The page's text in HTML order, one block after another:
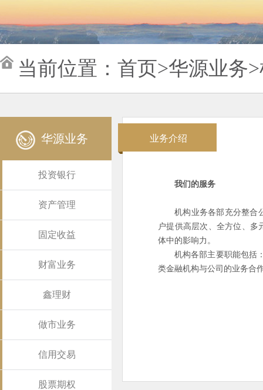
当前位置： 首页>华源业务>
华源业务
投资银行
资产管理
固定收益
财富业务
鑫理财
做市业务
信用交易
股票期权
业务介绍
我们的服务
机构业务各部充分整合
户提供高层次、全方位、多
体中的影响力。
机构各部主要职能包括
类金融机构与公司的业务合